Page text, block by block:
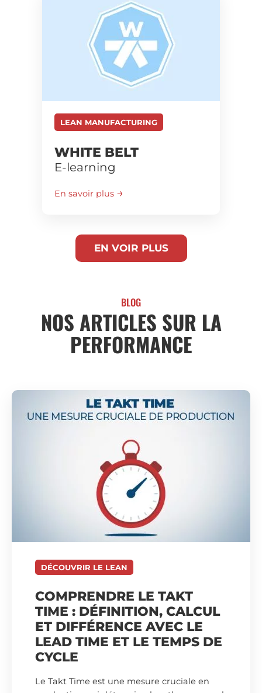
LEAN MANUFACTURING
WHITE BELT
E-learning
En savoir plus
EN VOIR PLUS
BLOG
NOS ARTICLES SUR LA
PERFORMANCE
DÉCOUVRIR LE LEAN
COMPRENDRE LE TAKT
TIME : DÉFINITION, CALCUL
ET DIFFÉRENCE AVEC LE
LEAD TIME ET LE TEMPS DE
CYCLE
Le Takt Time est une mesure cruciale en